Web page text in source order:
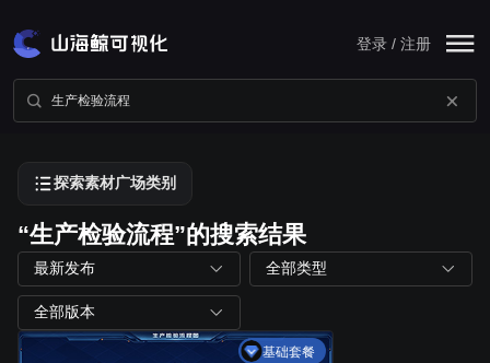
登录 / 注册
探索素材广场类别
“生产检验流程”的搜索结果
最新发布 全部类型
全部版本
基础套餐